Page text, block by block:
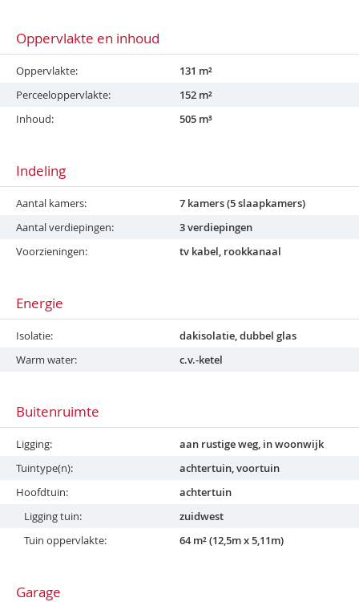
Oppervlakte en inhoud
Oppervlakte
131 m²
Perceeloppervlakte
152 m²
Inhoud
505 m³
Indeling
Aantal kamers
7 kamers (5 slaapkamers)
Aantal verdiepingen
3 verdiepingen
Voorzieningen
tv kabel, rookkanaal
Energie
Isolatie
dakisolatie, dubbel glas
Warm water
c.v.-ketel
Buitenruimte
Ligging
aan rustige weg, in woonwijk
Tuintype(n)
achtertuin, voortuin
Hoofdtuin
achtertuin
Ligging tuin
zuidwest
Tuin oppervlakte
64 m² (12,5m x 5,11m)
Garage